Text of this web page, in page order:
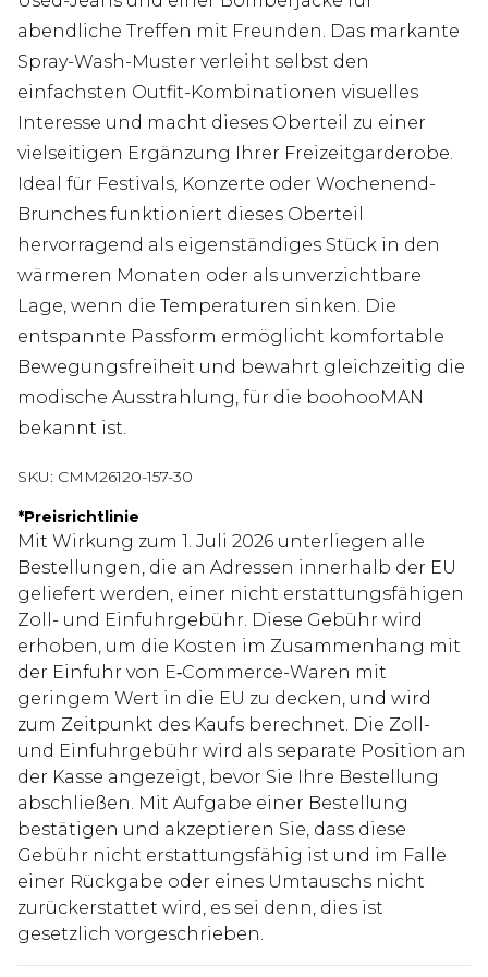
abendliche Treffen mit Freunden. Das markante
Spray-Wash-Muster verleiht selbst den
einfachsten Outfit-Kombinationen visuelles
Interesse und macht dieses Oberteil zu einer
vielseitigen Ergänzung Ihrer Freizeitgarderobe.
Ideal für Festivals, Konzerte oder Wochenend-
Brunches funktioniert dieses Oberteil
hervorragend als eigenständiges Stück in den
wärmeren Monaten oder als unverzichtbare
Lage, wenn die Temperaturen sinken. Die
entspannte Passform ermöglicht komfortable
Bewegungsfreiheit und bewahrt gleichzeitig die
modische Ausstrahlung, für die boohooMAN
bekannt ist.
SKU: CMM26120-157-30
*Preisrichtlinie
Mit Wirkung zum 1. Juli 2026 unterliegen alle
Bestellungen, die an Adressen innerhalb der EU
geliefert werden, einer nicht erstattungsfähigen
Zoll- und Einfuhrgebühr. Diese Gebühr wird
erhoben, um die Kosten im Zusammenhang mit
der Einfuhr von E‑Commerce-Waren mit
geringem Wert in die EU zu decken, und wird
zum Zeitpunkt des Kaufs berechnet. Die Zoll-
und Einfuhrgebühr wird als separate Position an
der Kasse angezeigt, bevor Sie Ihre Bestellung
abschließen. Mit Aufgabe einer Bestellung
bestätigen und akzeptieren Sie, dass diese
Gebühr nicht erstattungsfähig ist und im Falle
einer Rückgabe oder eines Umtauschs nicht
zurückerstattet wird, es sei denn, dies ist
gesetzlich vorgeschrieben.